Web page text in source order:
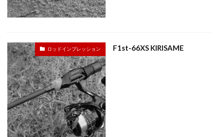
ロッドインプレッション F1st-66XS KIRISAME